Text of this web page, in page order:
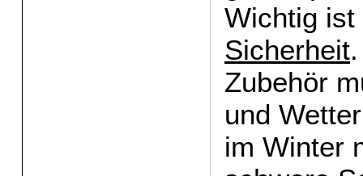
Wichtig ist
Sicherheit
Zubehör
und
im Winter